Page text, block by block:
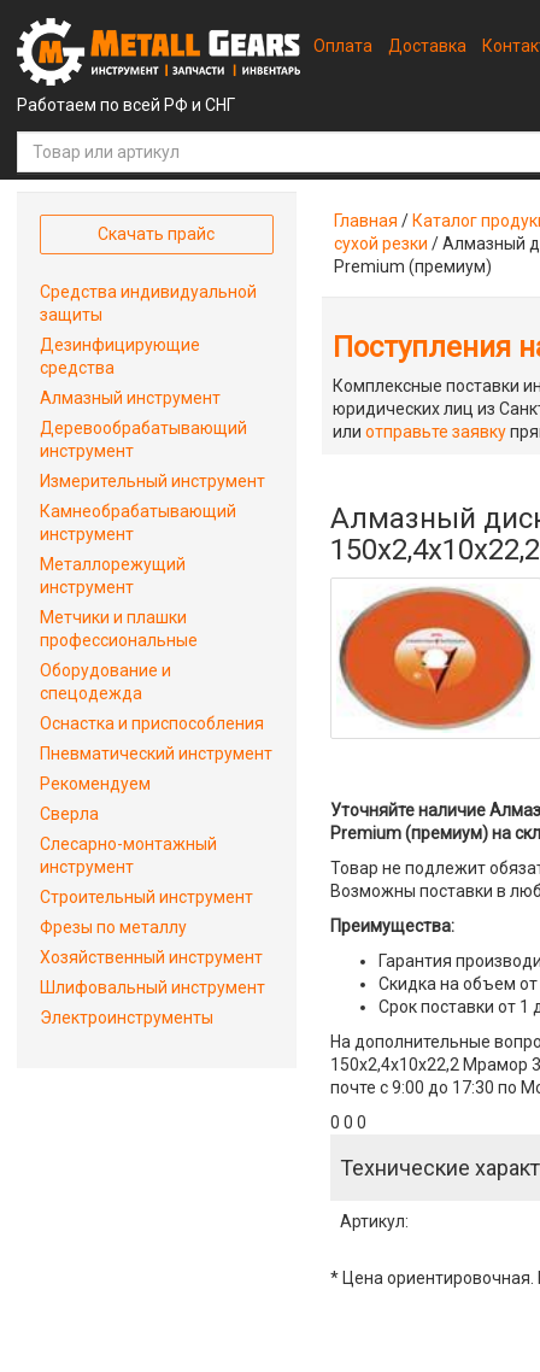
Работаем по всей РФ и СНГ
Оплата Доставка
Главная / Каталог
сухой резки /Алмазный
Premium (премиум)
Поступления
Комплексные поставки
юридических лиц из
илиотправьте заявку
Алмазный
Уточняйте наличие
Premium (премиум) на
Товар не подлежит
Возможны поставки в
Преимущества:
Гарантия
Скидка на объем от
Срок поставки от 1
На дополнительные
150x2,4x10x22,2 Мрамор
почте с 9:00 до 17:30 по
0 0 0
Технические
Артикул:
* Цена ориентировочная.
Скачать прайс
Средства индивидуальной
защиты
Дезинфицирующие
средства
Алмазный инструмент
Деревообрабатывающий
инструмент
Измерительный инструмент
Камнеобрабатывающий
инструмент
Металлорежущий
инструмент
Метчики и плашки
профессиональные
Оборудование и
спецодежда
Оснастка и приспособления
Пневматический инструмент
Рекомендуем
Сверла
Слесарно-монтажный
инструмент
Строительный инструмент
Фрезы по металлу
Хозяйственный инструмент
Шлифовальный инструмент
Электроинструменты